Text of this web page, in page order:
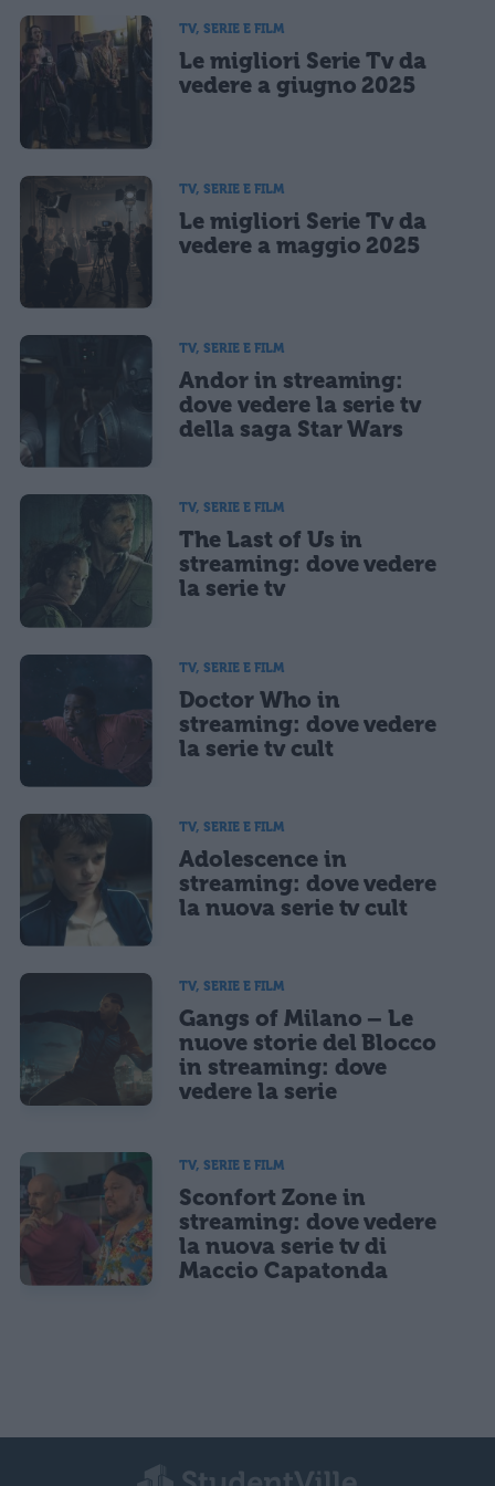
salvi i tuoi dati (nome, email) per il prossimo commento.
Ho letto e acconsento l'informativasulla privacy
CONFERMA E PUBBLICA
TV, SERIE E FILM
Le migliori Serie Tv da
vedere a giugno 2025
TV, SERIE E FILM
Le migliori Serie Tv da
vedere a maggio 2025
TV, SERIE E FILM
Andor in streaming:
dove vedere la serie tv
della saga Star Wars
TV, SERIE E FILM
The Last of Us in
streaming: dove vedere
la serie tv
TV, SERIE E FILM
Doctor Who in
streaming: dove vedere
la serie tv cult
TV, SERIE E FILM
Adolescence in
streaming: dove vedere
la nuova serie tv cult
TV, SERIE E FILM
Gangs of Milano – Le
nuove storie del Blocco
in streaming: dove
vedere la serie
TV, SERIE E FILM
Sconfort Zone in
streaming: dove vedere
la nuova serie tv di
Maccio Capatonda